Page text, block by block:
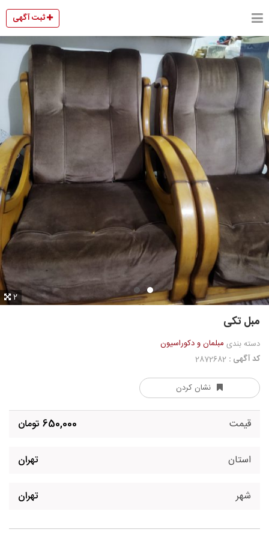
ثبت آگهی
2
مبل تکی
دسته بندی مبلمان و دکوراسیون
کد آگهی :
نشان کردن
قیمت 650,000 تومان
استان تهران
شهر تهران